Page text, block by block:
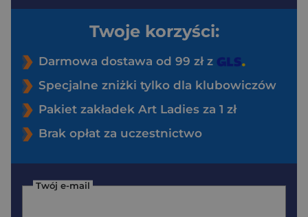
Twoje korzyści:
Darmowa dostawa od 99 zł z
Specjalne zniżki tylko dla klubowiczów
Pakiet zakładek Art Ladies za 1 zł
Brak opłat za uczestnictwo
Twój e-mail